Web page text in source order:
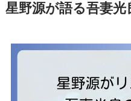
星野源が語る吾妻